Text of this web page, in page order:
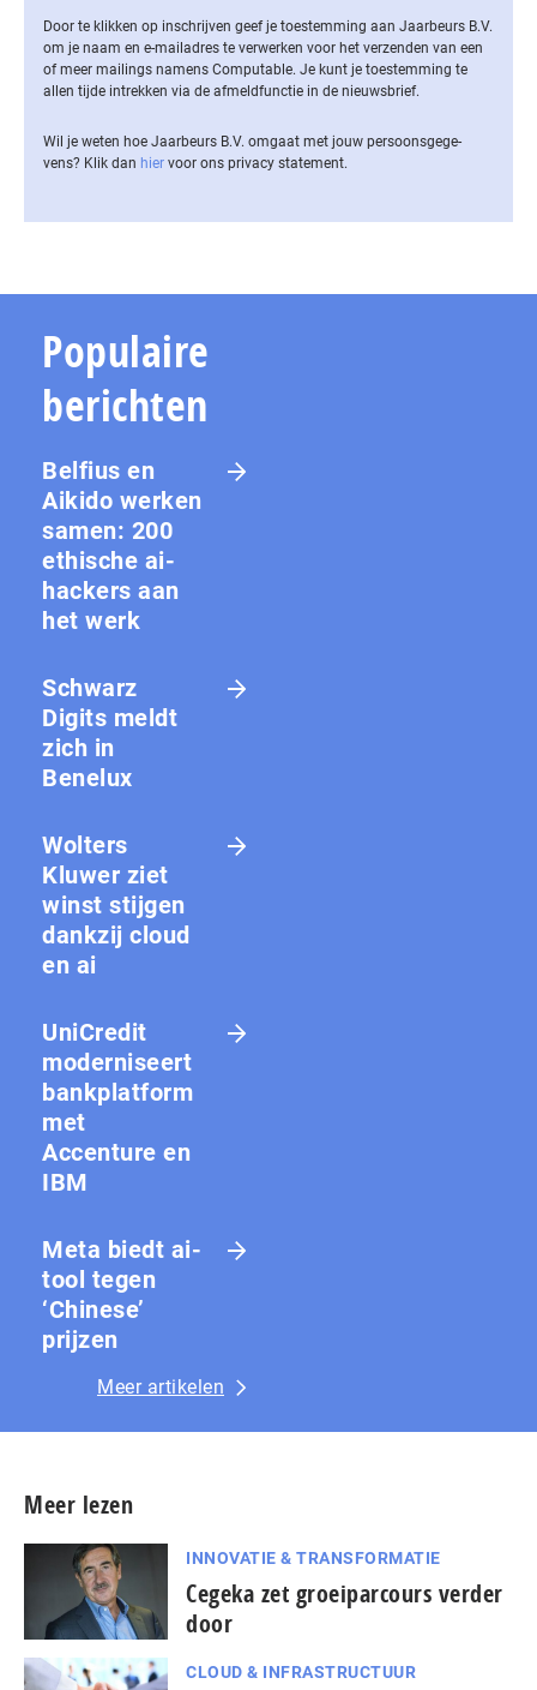
Door te klikken op inschrijven geef je toestemming aan Jaarbeurs B.V.
om je naam en e-mailadres te verwerken voor het verzenden van een
of meer mailings namens Computable. Je kunt je toestemming te
allen tijde intrekken via de af­meld­func­tie in de nieuwsbrief.
Wil je weten hoe Jaarbeurs B.V. omgaat met jouw per­soons­ge­ge­
vens? Klik dan hier voor ons privacy statement.
Populaire
berichten
Belfius en
Aikido werken
samen: 200
ethische ai-
hackers aan
het werk
Schwarz
Digits meldt
zich in
Benelux
Wolters
Kluwer ziet
winst stijgen
dankzij cloud
en ai
UniCredit
moderniseert
bankplatform
met
Accenture en
IBM
Meta biedt ai-
tool tegen
‘Chinese’
prijzen
Meer artikelen
Meer lezen
INNOVATIE & TRANSFORMATIE
Cegeka zet groeiparcours verder
door
CLOUD & INFRASTRUCTUUR